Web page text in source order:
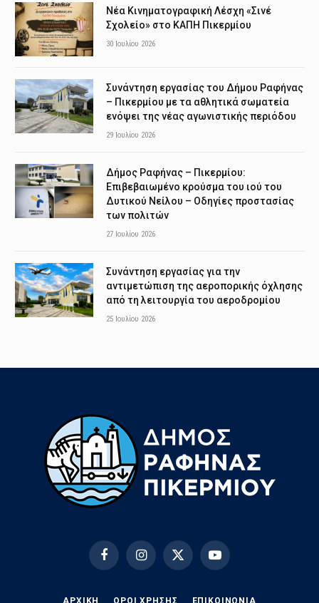
Νέα Κινηματογραφική Λέσχη «Σινέ
Σχολείο» στο ΚΑΠΗ Πικερμίου
30 Ιουλίου 2026
Συνάντηση εργασίας του Δήμου Ραφήνας
– Πικερμίου με τα αθλητικά σωματεία
ενόψει της νέας αγωνιστικής περιόδου
29 Ιουλίου 2026
Δήμος Ραφήνας – Πικερμίου:
Επιβεβαιωμένο κρούσμα του ιού του
Δυτικού Νείλου – Οδηγίες προστασίας
των πολιτών
27 Ιουλίου 2026
Συνάντηση εργασίας για την
αντιμετώπιση της αεροπορικής όχλησης
από τη λειτουργία του αεροδρομίου
25 Ιουλίου 2026
FacebookInstagramX
YouTube